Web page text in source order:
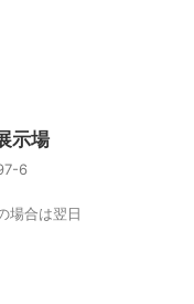
示場
6
場合は翌日